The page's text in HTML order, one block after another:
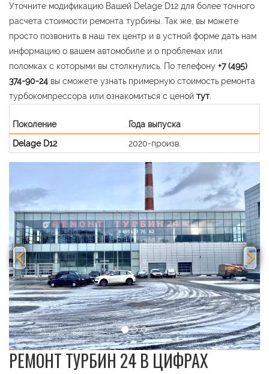
Уточните модификацию Вашей Delage D12 для более точного
расчета стоимости ремонта турбины. Так же, вы можете
просто позвонить в наш тех центр и в устной форме дать нам
информацию о вашем автомобиле и о проблемах или
поломках с которыми вы столкнулись. По телефону +7 (495)
374-90-24 вы сможете узнать примерную стоимость ремонта
турбокомпрессора или ознакомиться с ценой тут
Поколение
Года выпуска
Delage D12
2020-произв.
РЕМОНТ ТУРБИН 24 В ЦИФРАХ